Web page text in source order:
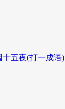
十五夜(打一成语)